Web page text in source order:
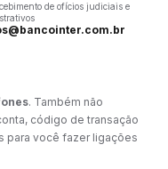
de ofícios judiciais e
. Também não
código de transação
para você fazer ligações